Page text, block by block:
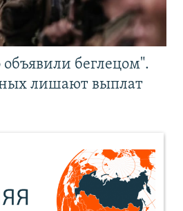
объявили беглецом".
лишают выплат